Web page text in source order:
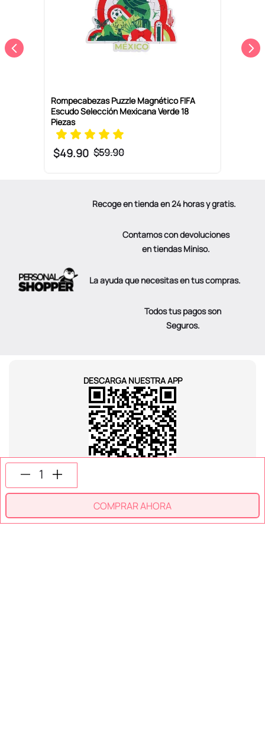
COMPRAR AHORA
Rompecabezas Puzzle Magnético FIFA
Escudo Selección Mexicana Verde 18
Piezas
$59.90
$49.90
Recoge en tienda en 24 horas y gratis.
Contamos con devoluciones
en tiendas Miniso.
La ayuda que necesitas en tus compras.
Todos tus pagos son
Seguros.
DESCARGA NUESTRA APP